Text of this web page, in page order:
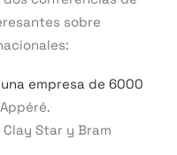
sobre
empresa de 6000
Clay Star y Bram